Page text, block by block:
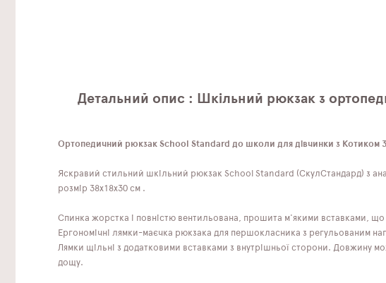
Детальний опис : Шкільний рюкзак з
Ортопедичний рюкзак School Standard до школи для дівчинки з Котиком
Яскравий стильний шкільний рюкзак School Standard (СкулСтандард) з
розмір 38х18х30 см .
Спинка жорстка і повністю вентильована, прошита м'якими вставками,
Ергономічні лямки-маєчка рюкзака для першокласника з регульованим
Лямки щільні з додатковими вставками з внутрішньої сторони. Довжину
дощу.